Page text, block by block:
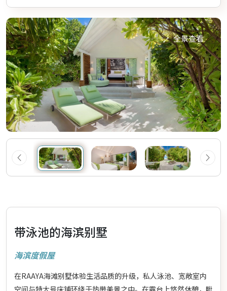
全景查看
带泳池的海滨别墅
海滨度假屋
在RAAYA海滩别墅体验生活品质的升级，私人泳池、宽敞室内